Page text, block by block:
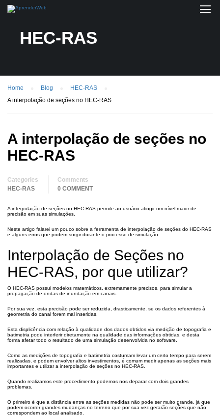
HEC-RAS
Home Blog
HEC-RAS
A interpolação de seções no HEC-RAS
A interpolação de seções no
HEC-RAS
Categories
HEC-RAS
Comments
0 COMMENT
A interpolação de seções no HEC-RAS permite ao usuário atingir um nível maior de
precisão em suas simulações.
Neste artigo falarei um pouco sobre a ferramenta de interpolação de seções do HEC-RAS
e alguns erros que podem surgir durante o processo de simulação.
Interpolação de Seções no
HEC-RAS, por que utilizar?
O HEC-RAS possui modelos matemáticos, extremamente precisos, para simular a
propagação de ondas de inundação em canais.
Por sua vez, esta precisão pode ser reduzida, drasticamente, se os dados referentes à
geometria do canal forem mal inseridas.
Esta displicência com relação à qualidade dos dados obtidos via medição de topografia e
batimetria pode interferir diretamente na qualidade das informações obtidas, e desta
forma afetar todo o resultado de uma simulação desenvolvida no software.
Como as medições de topografia e batimetria costumam levar um certo tempo para serem
realizadas, e podem envolver altos investimentos, é comum medir apenas as seções mais
importantes e utilizar a interpolação de seções no HEC-RAS.
Quando realizamos este procedimento podemos nos deparar com dois grandes
problemas.
O primeiro é que a distância entre as seções medidas não pode ser muito grande, já que
podem ocorrer grandes mudanças no terreno que por sua vez gerarão seções que não
correspondem ao local analisado.